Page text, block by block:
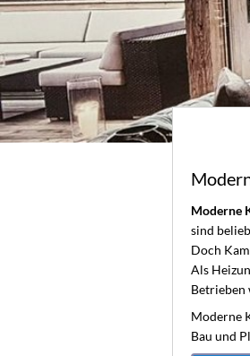
Moderne
sind
Doch
Als
Betrieben
Moderne
Bau und